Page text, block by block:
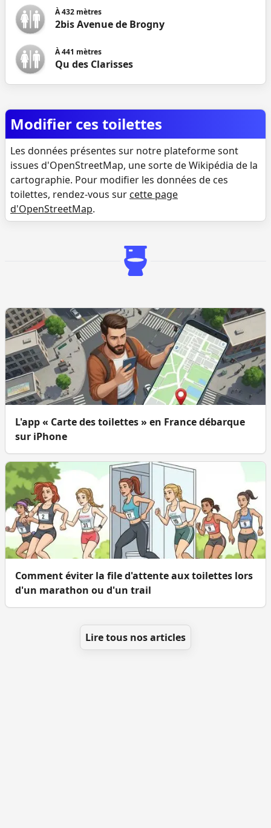
À432 mètres
2bis Avenue de Brogny
À441 mètres
Qu des Clarisses
Modifier ces toilettes
Les données présentes sur notre plateforme sont
issues d'OpenStreetMap, une sorte de Wikipédia de la
cartographie. Pour modifier les données de ces
toilettes, rendez-vous sur cette page
d'OpenStreetMap.
L'app « Carte des toilettes » en France débarque
sur iPhone
Comment éviter la file d'attente aux toilettes lors
d'un marathon ou d'un trail
Lire tous nos articles